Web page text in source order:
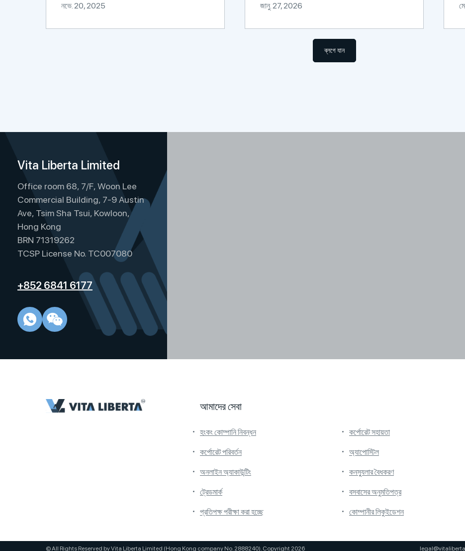
নভে. 20, 2025 জানু. 27, 2026
ব্লগে যান
Vita Liberta Limited
Office room 68, 7/F, Woon Lee
Commercial Building, 7-9 Austin
Ave, Tsim Sha Tsui, Kowloon,
Hong Kong
BRN 71319262
TCSP License No. TC007080
+852 6841 6177
আমাদের সেবা
হংকং কোম্পানি নিবন্ধন কর্পোরেট সহায়তা
কর্পোরেট পরিবর্তন অ্যাপোস্টিল
অনলাইন অ্যাকাউন্টিং কনস্যুলার বৈধকরণ
ট্রেডমার্ক বসবাসের অনুমতিপত্র
প্রতিপক্ষ পরীক্ষা করা হচ্ছে কোম্পানীর লিকুইডেশন
© All Rights Reserved by Vita Liberta Limited (Hong Kong company No. 2888240). Copyright 2026